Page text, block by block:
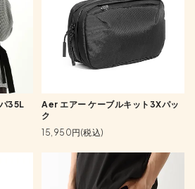
35L
Aer エアー ケーブルキット3Xパッ
ク
15,950円(税込)